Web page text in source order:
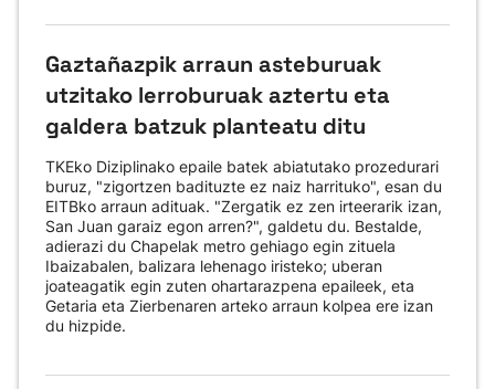
Gaztañazpik arraun asteburuak
utzitako lerroburuak aztertu eta
galdera batzuk planteatu ditu
TKEko Diziplinako epaile batek abiatutako prozedurari
buruz, "zigortzen badituzte ez naiz harrituko", esan du
EITBko arraun adituak. "Zergatik ez zen irteerarik izan,
San Juan garaiz egon arren?", galdetu du. Bestalde,
adierazi du Chapelak metro gehiago egin zituela
Ibaizabalen, balizara lehenago iristeko; uberan
joateagatik egin zuten ohartarazpena epaileek, eta
Getaria eta Zierbenaren arteko arraun kolpea ere izan
du hizpide.